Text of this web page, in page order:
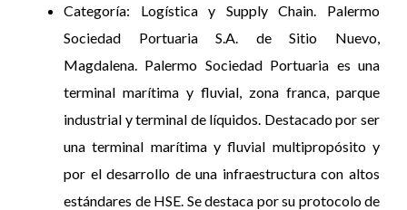
Categoría: Logística y Supply Chain. Palermo
Sociedad Portuaria S.A. de Sitio Nuevo,
Magdalena. Palermo Sociedad Portuaria es una
terminal marítima y fluvial, zona franca, parque
industrial y terminal de líquidos. Destacado por ser
una terminal marítima y fluvial multipropósito y
por el desarrollo de una infraestructura con altos
estándares de HSE. Se destaca por su protocolo de